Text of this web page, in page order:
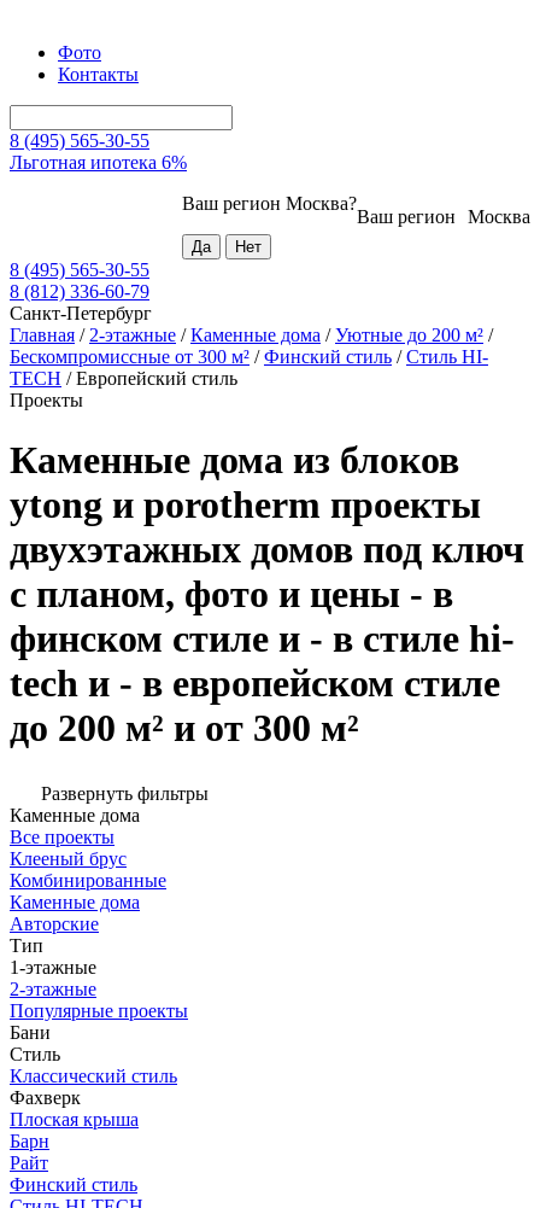
Фото
Контакты
8 (495) 565-30-55
Льготная ипотека 6%
Москва
Ваш регион
Ваш регион Москва?
8 (495) 565-30-55
8 (812) 336-60-79
Санкт-Петербург
Главная / 2-этажные /Каменные дома /Уютные до 200 м² /
Бескомпромиссные от 300 м² /Финский стиль /Стиль HI-
TECH /Европейский стиль
Проекты
Каменные дома из блоков
ytong и porotherm проекты
двухэтажных домов под ключ
с планом, фото и цены - в
финском стиле и - в стиле hi-
tech и - в европейском стиле
до 200 м² и от 300 м²
Развернуть фильтры
Каменные дома
Все проекты
Клееный брус
Комбинированные
Каменные дома
Авторские
Тип
1-этажные
2-этажные
Популярные проекты
Бани
Стиль
Классический стиль
Фахверк
Плоская крыша
Барн
Райт
Финский стиль